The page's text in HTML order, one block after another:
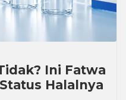
Ini Fatwa
Halalnya